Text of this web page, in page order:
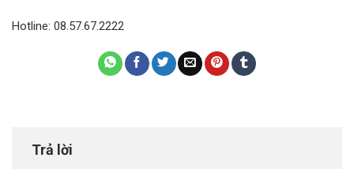
Hotline: 08.57.67.2222
Trả lời